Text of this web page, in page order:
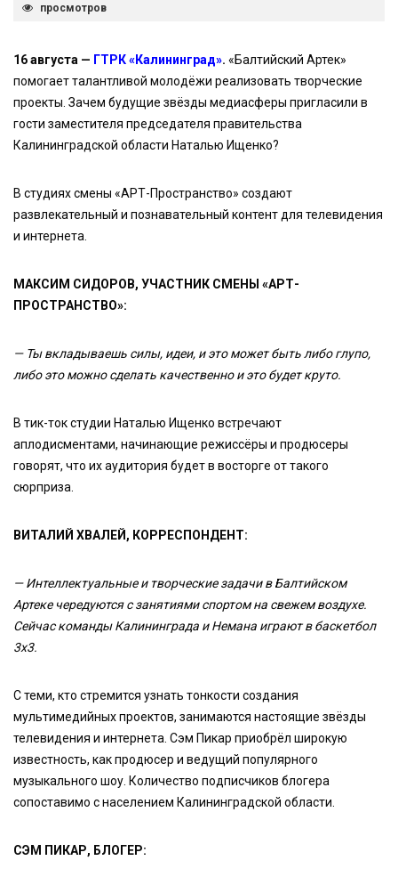
просмотров
16 августа — ГТРК «Калининград». «Балтийский Артек»
помогает талантливой молодёжи реализовать творческие
проекты. Зачем будущие звёзды медиасферы пригласили в
гости заместителя председателя правительства
Калининградской области Наталью Ищенко?
В студиях смены «АРТ-Пространство» создают
развлекательный и познавательный контент для телевидения
и интернета.
МАКСИМ СИДОРОВ, УЧАСТНИК СМЕНЫ «АРТ-
ПРОСТРАНСТВО»:
— Ты вкладываешь силы, идеи, и это может быть либо глупо,
либо это можно сделать качественно и это будет круто.
В тик-ток студии Наталью Ищенко встречают
аплодисментами, начинающие режиссёры и продюсеры
говорят, что их аудитория будет в восторге от такого
сюрприза.
ВИТАЛИЙ ХВАЛЕЙ, КОРРЕСПОНДЕНТ:
— Интеллектуальные и творческие задачи в Балтийском
Артеке чередуются с занятиями спортом на свежем воздухе.
Сейчас команды Калининграда и Немана играют в баскетбол
3х3.
С теми, кто стремится узнать тонкости создания
мультимедийных проектов, занимаются настоящие звёзды
телевидения и интернета. Сэм Пикар приобрёл широкую
известность, как продюсер и ведущий популярного
музыкального шоу. Количество подписчиков блогера
сопоставимо с населением Калининградской области.
СЭМ ПИКАР, БЛОГЕР: